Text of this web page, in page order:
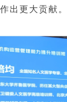
出更大贡献